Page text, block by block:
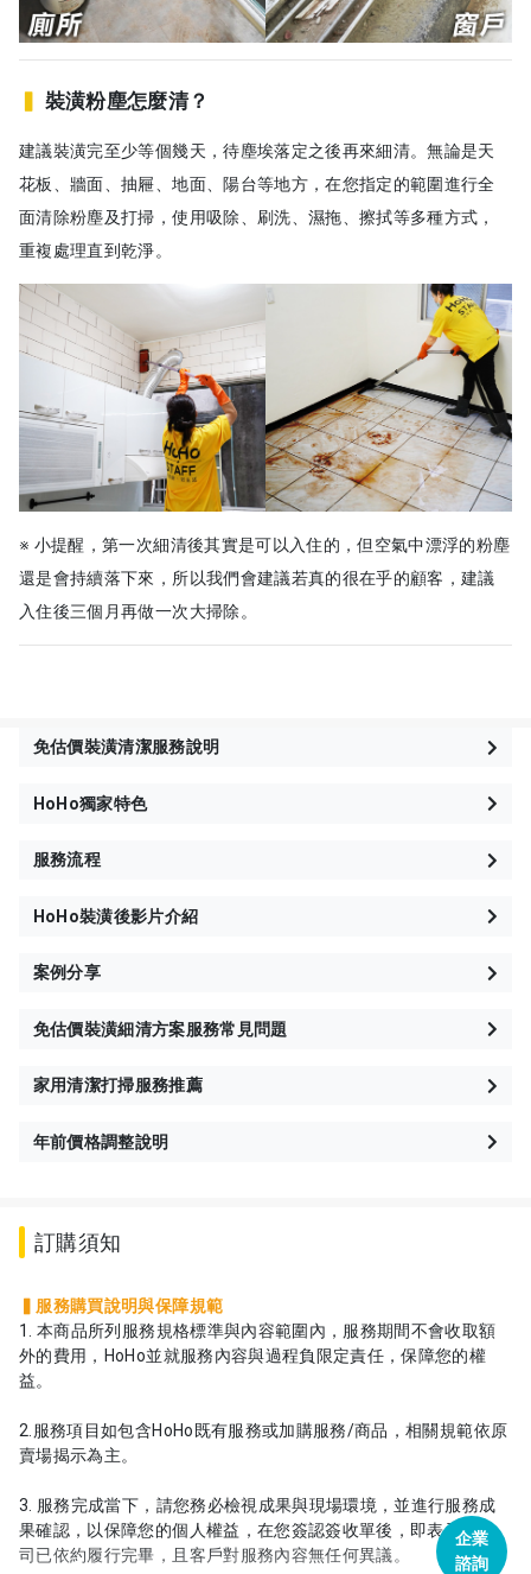
▍ 裝潢粉塵怎麼清？
建議裝潢完至少等個幾天，待塵埃落定之後再來細清。無論是天
花板、牆面、抽屜、地面、陽台等地方，在您指定的範圍進行全
面清除粉塵及打掃，使用吸除、刷洗、濕拖、擦拭等多種方式，
重複處理直到乾淨。
※ 小提醒，第一次細清後其實是可以入住的，但空氣中漂浮的粉塵
還是會持續落下來，所以我們會建議若真的很在乎的顧客，建議
入住後三個月再做一次大掃除。
免估價裝潢清潔服務說明
HoHo獨家特色
服務流程
HoHo裝潢後影片介紹
案例分享
免估價裝潢細清方案服務常見問題
家用清潔打掃服務推薦
年前價格調整說明
訂購須知
▍服務購買說明與保障規範
1. 本商品所列服務規格標準與內容範圍內，服務期間不會收取額
外的費用，HoHo並就服務內容與過程負限定責任，保障您的權
益。
2.服務項目如包含HoHo既有服務或加購服務/商品，相關規範依原
賣場揭示為主。
3. 服務完成當下，請您務必檢視成果與現場環境，並進行服務成
果確認，以保障您的個人權益，在您簽認簽收單後，即表示本公
司已依約履行完畢，且客戶對服務內容無任何異議。
企業
諮詢